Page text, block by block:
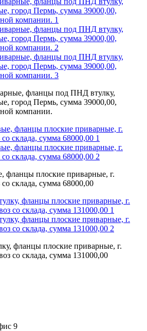
фланцы под ПНД втулку,
город Пермь, сумма 39000,00,
компании.
фланцы плоские приварные, г.
склада, сумма 68000,00
фланцы плоские приварные, г.
со склада, сумма 131000,00
9